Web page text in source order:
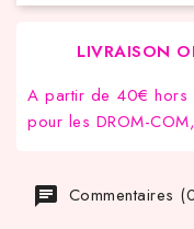
LIVRAISON
A partir de 40€ hors
pour les DROM-
Commentaires